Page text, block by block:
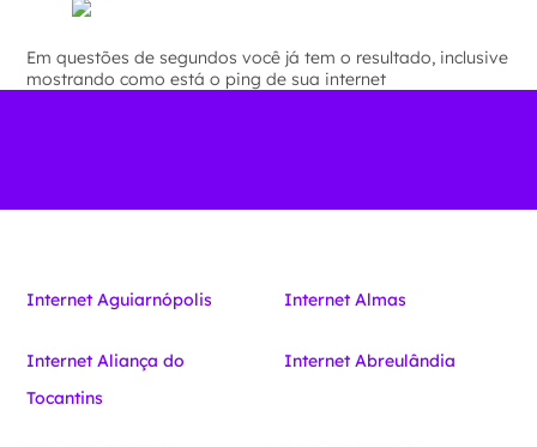
Em questões de segundos você já tem o resultado, inclusive
mostrando como está o ping de sua internet
Internet Aguiarnópolis Internet Almas
Internet Aliança do
Tocantins
Internet Abreulândia